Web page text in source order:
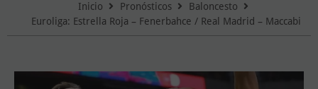
Inicio Pronósticos
Baloncesto
Euroliga: Estrella Roja – Fenerbahce / Real Madrid – Maccabi